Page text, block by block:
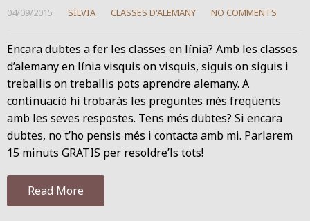
04/09/2015 SÍLVIA CLASSES D'ALEMANY NO COMMENTS
Encara dubtes a fer les classes en línia? Amb les classes
d’alemany en línia visquis on visquis, siguis on siguis i
treballis on treballis pots aprendre alemany. A
continuació hi trobaràs les preguntes més freqüents
amb les seves respostes. Tens més dubtes? Si encara
dubtes, no t’ho pensis més i contacta amb mi. Parlarem
15 minuts GRATIS per resoldre’ls tots!
Read More